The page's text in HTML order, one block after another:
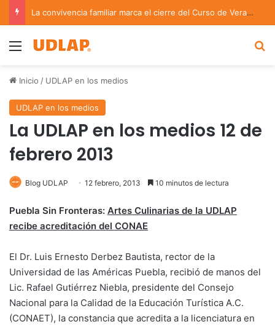
La convivencia familiar marca el cierre del Curso de Verano de Escuelas Aztecas
Menu
Inicio / UDLAP en los medios
UDLAP en los medios
La UDLAP en los medios 12 de
febrero 2013
Blog UDLAP 12 febrero, 2013 10 minutos de lectura
Puebla Sin Fronteras: Artes Culinarias de la UDLAP
recibe acreditación del CONAE
El Dr. Luis Ernesto Derbez Bautista, rector de la
Universidad de las Américas Puebla, recibió de manos del
Lic. Rafael Gutiérrez Niebla, presidente del Consejo
Nacional para la Calidad de la Educación Turística A.C.
(CONAET), la constancia que acredita a la licenciatura en